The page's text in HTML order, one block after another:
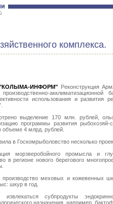
комплекса.
ИНФОРМ" Реконструкция
производственно-
использования и развития
выделение 170 млн. рублей,
программы развития рыбохозяй-
4 млрд. рублей.
в Госкомрыболовство несколько
морзверобойного промысла и
в регионе нового берегового
производство меховых и кожевенных
шкур в год.
субпродукты
назначения, например,